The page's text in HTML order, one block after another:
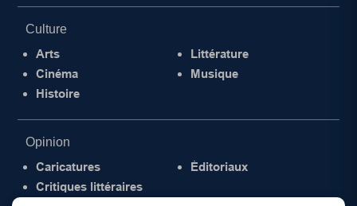
Culture
Arts
Cinéma
Histoire
Littérature
Musique
Opinion
Caricatures
Critiques littéraires
Éditoriaux